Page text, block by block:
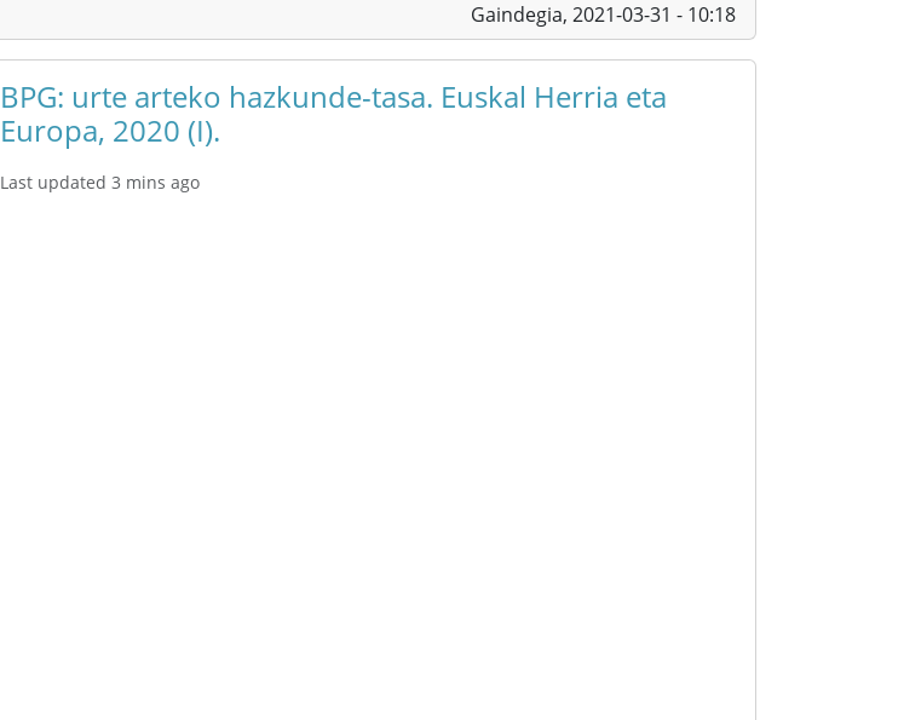
Gaindegia, 2021-03-31 - 10:18
BPG: urte arteko hazkunde-tasa. Euskal Herria eta
Europa, 2020 (I).
Last updated 3 mins ago